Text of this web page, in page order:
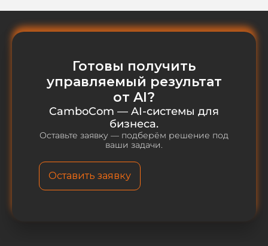
Готовы получить
управляемый результат
от AI?
CamboCom — AI-системы для
бизнеса.
Оставьте заявку — подберём решение под
ваши задачи.
Оставить заявку